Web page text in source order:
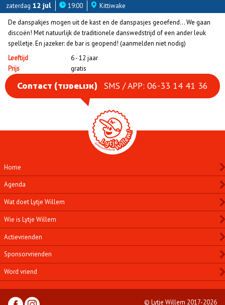
zaterdag 12 jul 19:00
Kittiwake
De danspakjes mogen uit de kast en de danspasjes geoefend… We gaan
discoën! Met natuurlijk de traditionele danswedstrijd of een ander leuk
spelletje. En jazeker: de bar is geopend! (aanmelden niet nodig)
Leeftijd
6 - 12 jaar
Prijs
gratis
Contact (tijdelijk) SMS / APP: 06-33 14 41 36
Home
Agenda
Wat doet Lytje Willem
Wie is Lytje Willem
Actievrienden
Sponsorvrienden
Word vriend
© Lytje Willem 2017-2026